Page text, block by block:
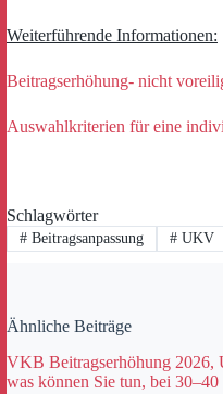
Weiterführende Informationen:
Beitragserhöhung- nicht
Auswahlkriterien für eine
Schlagwörter
#Beitragsanpassung #UKV
Ähnliche Beiträge
VKB Beitragserhöhung 2026,
was können Sie tun, bei